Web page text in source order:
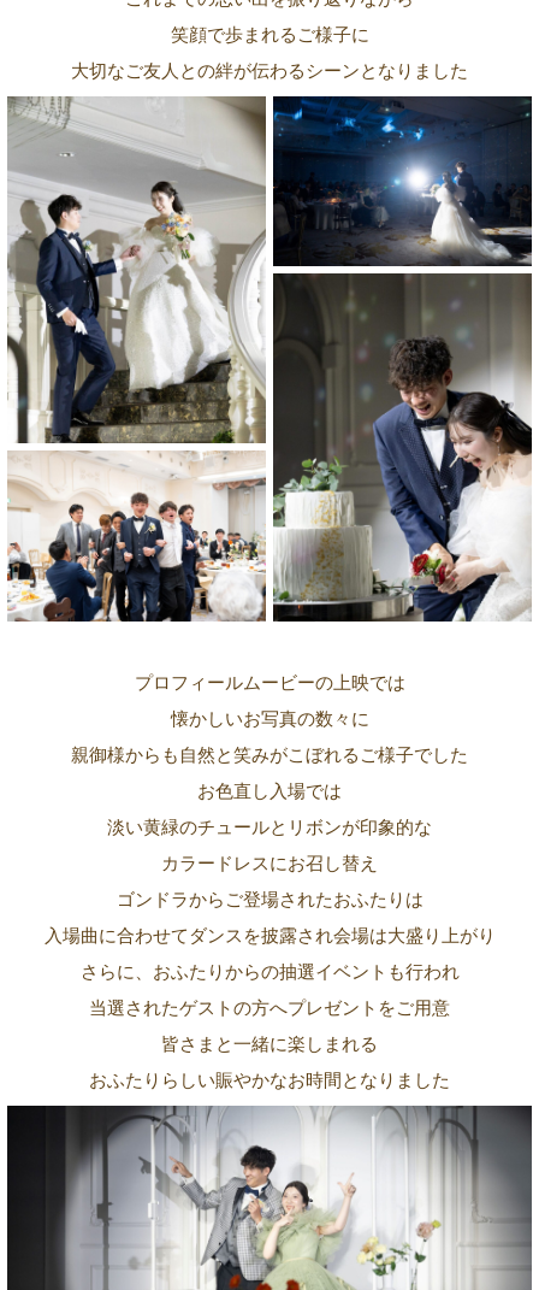
笑顔で歩まれるご様子に
大切なご友人との絆が伝わるシーンとなりました
プロフィールムービーの上映では
懐かしいお写真の数々に
親御様からも自然と笑みがこぼれるご様子でした
お色直し入場では
淡い黄緑のチュールとリボンが印象的な
カラードレスにお召し替え
ゴンドラからご登場されたおふたりは
入場曲に合わせてダンスを披露され会場は大盛り上がり
さらに、おふたりからの抽選イベントも行われ
当選されたゲストの方へプレゼントをご用意
皆さまと一緒に楽しまれる
おふたりらしい賑やかなお時間となりました